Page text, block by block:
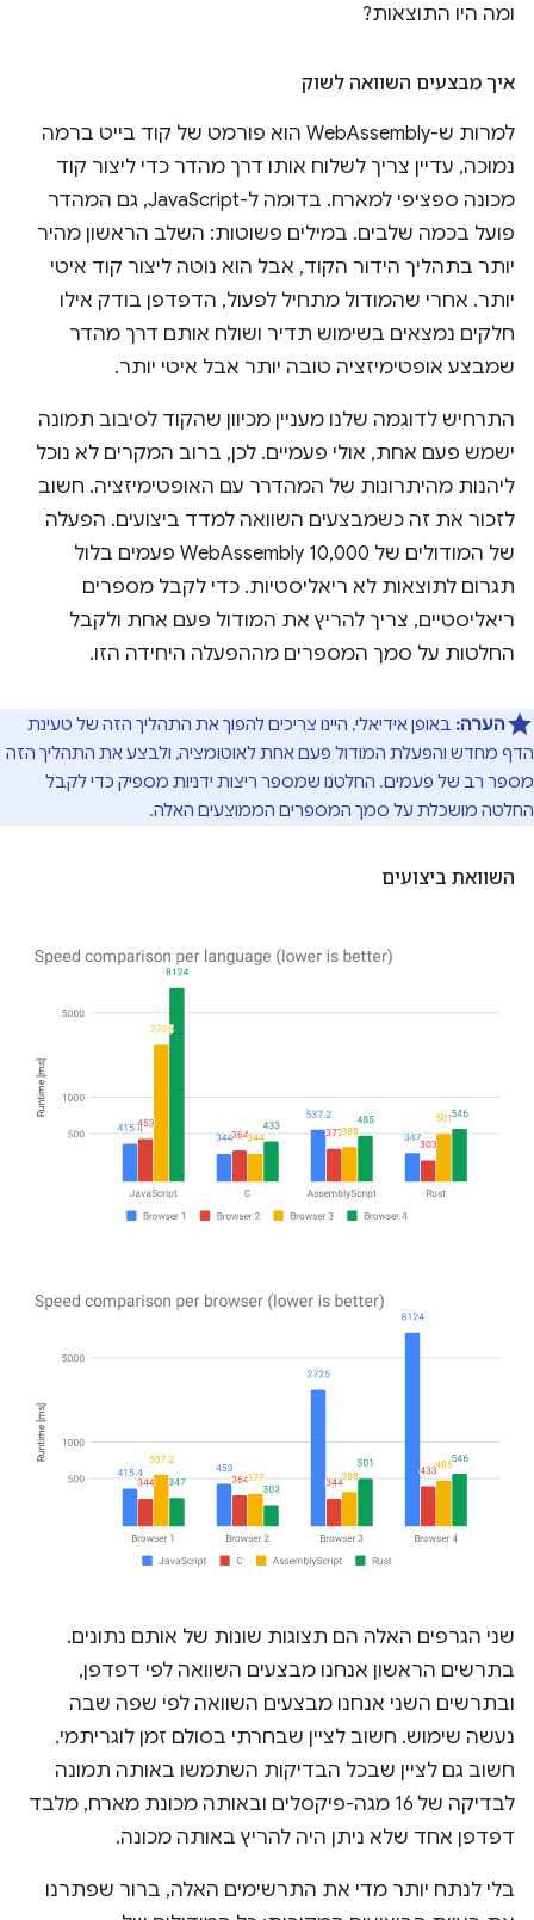
ומה היו התוצאות?
איך מבצעים השוואה לשוק
למרות ש-WebAssembly הוא פורמט של קוד בייט ברמה
נמוכה, עדיין צריך לשלוח אותו דרך מהדר כדי ליצור קוד
מכונה ספציפי למארח. בדומה ל-JavaScript, גם המהדר
פועל בכמה שלבים. במילים פשוטות: השלב הראשון מהיר
יותר בתהליך הידור הקוד, אבל הוא נוטה ליצור קוד איטי
יותר. אחרי שהמודול מתחיל לפעול, הדפדפן בודק אילו
חלקים נמצאים בשימוש תדיר ושולח אותם דרך מהדר
שמבצע אופטימיזציה טובה יותר אבל איטי יותר.
התרחיש לדוגמה שלנו מעניין מכיוון שהקוד לסיבוב תמונה
ישמש פעם אחת, אולי פעמיים. לכן, ברוב המקרים לא נוכל
ליהנות מהיתרונות של המהדרר עם האופטימיזציה. חשוב
לזכור את זה כשמבצעים השוואה למדד ביצועים. הפעלה
של המודולים של WebAssembly 10,000 פעמים בלול
תגרום לתוצאות לא ריאליסטיות. כדי לקבל מספרים
ריאליסטיים, צריך להריץ את המודול פעם אחת ולקבל
החלטות על סמך המספרים מההפעלה היחידה הזו.
הערה: באופן אידיאלי, היינו צריכים להפוך את התהליך הזה של טעינת
הדף מחדש והפעלת המודול פעם אחת לאוטומציה, ולבצע את התהליך הזה
מספר רב של פעמים. החלטנו שמספר ריצות ידניות מספיק כדי לקבל
החלטה מושכלת על סמך המספרים הממוצעים האלה.
השוואת ביצועים
שני הגרפים האלה הם תצוגות שונות של אותם נתונים.
בתרשים הראשון אנחנו מבצעים השוואה לפי דפדפן,
ובתרשים השני אנחנו מבצעים השוואה לפי שפה שבה
נעשה שימוש. חשוב לציין שבחרתי בסולם זמן לוגריתמי.
חשוב גם לציין שבכל הבדיקות השתמשו באותה תמונה
לבדיקה של 16 מגה-פיקסלים ובאותה מכונת מארח, מלבד
דפדפן אחד שלא ניתן היה להריץ באותה מכונה.
בלי לנתח יותר מדי את התרשימים האלה, ברור שפתרנו